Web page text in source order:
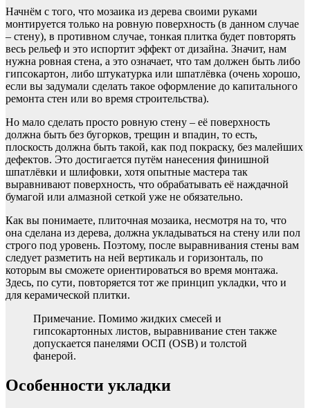
Начнём с того, что мозаика из дерева своими руками
монтируется только на ровную поверхность (в данном случае
– стену), в противном случае, тонкая плитка будет повторять
весь рельеф и это испортит эффект от дизайна. Значит, нам
нужна ровная стена, а это означает, что там должен быть либо
гипсокартон, либо штукатурка или шпатлёвка (очень хорошо,
если вы задумали сделать такое оформление до капитального
ремонта стен или во время строительства).
Но мало сделать просто ровную стену – её поверхность
должна быть без бугорков, трещин и впадин, то есть,
плоскость должна быть такой, как под покраску, без малейших
дефектов. Это достигается путём нанесения финишной
шпатлёвки и шлифовки, хотя опытные мастера так
выравнивают поверхность, что обрабатывать её наждачной
бумагой или алмазной сеткой уже не обязательно.
Как вы понимаете, плиточная мозаика, несмотря на то, что
она сделана из дерева, должна укладываться на стену или пол
строго под уровень. Поэтому, после выравнивания стены вам
следует разметить на ней вертикаль и горизонталь, по
которым вы сможете ориентироваться во время монтажа.
Здесь, по сути, повторяется тот же принцип укладки, что и
для керамической плитки.
Примечание. Помимо жидких смесей и
гипсокартонных листов, выравнивание стен также
допускается панелями ОСП (OSB) и толстой
фанерой.
Особенности укладки